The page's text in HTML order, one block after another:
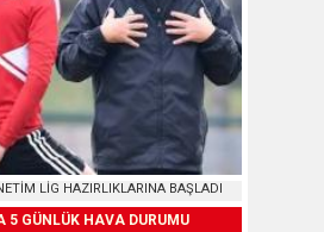
LİG HAZIRLIKLARINA BAŞLADI
5 GÜNLÜK HAVA DURUMU